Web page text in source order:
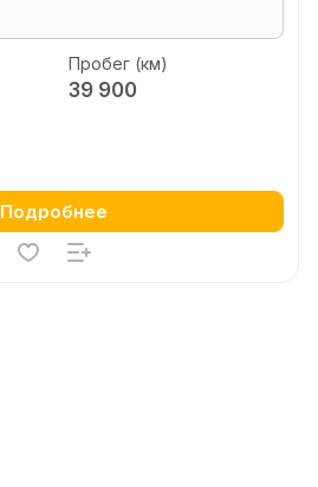
Пробег (км)
39 900
Подробнее